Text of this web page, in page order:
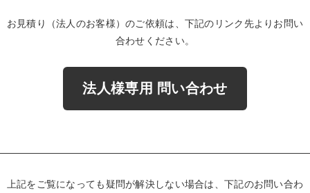
お見積り（法人のお客様）のご依頼は、下記のリンク先よりお問い
合わせください。
法人様専用 問い合わせ
上記をご覧になっても疑問が解決しない場合は、下記のお問い合わ